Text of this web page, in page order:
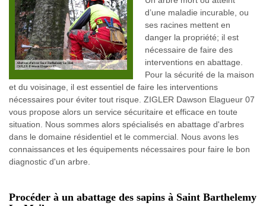
d’une maladie incurable, ou
ses racines mettent en
danger la propriété; il est
nécessaire de faire des
interventions en abattage.
Pour la sécurité de la maison
et du voisinage, il est essentiel de faire les interventions
nécessaires pour éviter tout risque. ZIGLER Dawson Elagueur 07
vous propose alors un service sécuritaire et efficace en toute
situation. Nous sommes alors spécialisés en abattage d'arbres
dans le domaine résidentiel et le commercial. Nous avons les
connaissances et les équipements nécessaires pour faire le bon
diagnostic d'un arbre.
Procéder à un abattage des sapins à Saint Barthelemy